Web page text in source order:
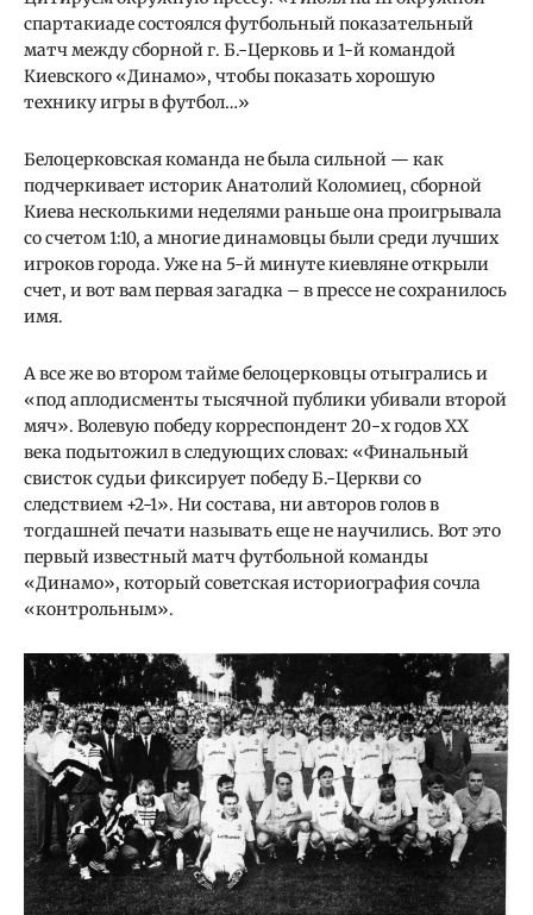
спартакиаде состоялся футбольный показательный
матч между сборной г. Б.-Церковь и 1-й командой
Киевского «Динамо», чтобы показать хорошую
технику игры в футбол…»
Белоцерковская команда не была сильной — как
подчеркивает историк Анатолий Коломиец, сборной
Киева несколькими неделями раньше она проигрывала
со счетом 1:10, а многие динамовцы были среди лучших
игроков города. Уже на 5-й минуте киевляне открыли
счет, и вот вам первая загадка – в прессе не сохранилось
имя.
А все же во втором тайме белоцерковцы отыгрались и
«под аплодисменты тысячной публики убивали второй
мяч». Волевую победу корреспондент 20-х годов XX
века подытожил в следующих словах: «Финальный
свисток судьи фиксирует победу Б.-Церкви со
следствием +2-1». Ни состава, ни авторов голов в
тогдашней печати называть еще не научились. Вот это
первый известный матч футбольной команды
«Динамо», который советская историография сочла
«контрольным».